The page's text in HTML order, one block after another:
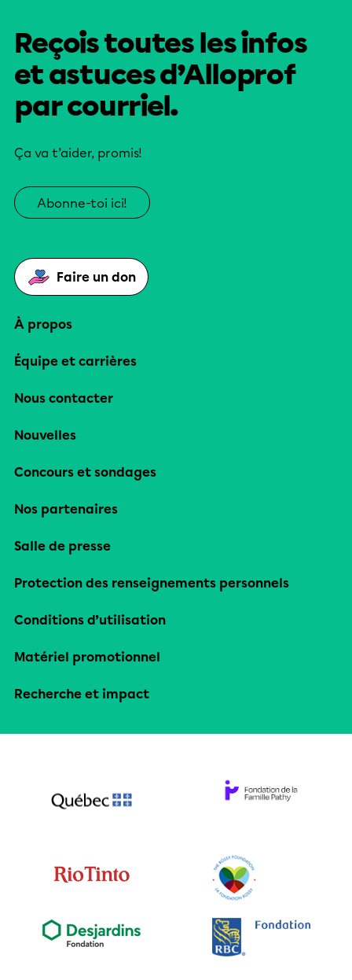
Reçois toutes les infos
et astuces d’Alloprof
par courriel.
Ça va t’aider, promis!
Abonne-toi ici!
Faire un don
À propos
Équipe et carrières
Nous contacter
Nouvelles
Concours et sondages
Nos partenaires
Salle de presse
Protection des renseignements personnels
Conditions d’utilisation
Matériel promotionnel
Recherche et impact